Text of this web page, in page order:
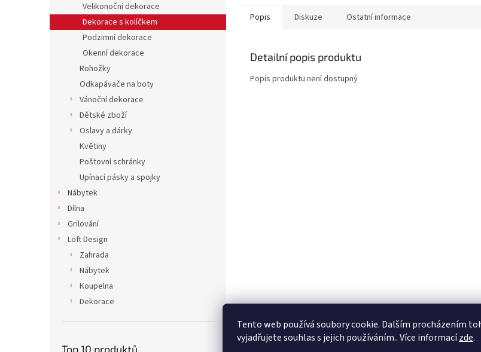
Tento web používá soubory cookie. Dalším procházením
vyjadřujete souhlas s jejich používáním.. Více informacízde.
Velikonoční dekorace
Dekorace s kolíčkem
Podzimní dekorace
Okenní dekorace
Rohožky
Odkapávače na boty
Vánoční dekorace
Dětské zboží
Oslavy a dárky
Květiny
Poštovní schránky
Upínací pásky a spojky
Nábytek
Dílna
Grilování
Loft Design
Zahrada
Nábytek
Koupelna
Dekorace
Top 10 produktů
Popis Diskuze Ostatní informace
Detailní popis produktu
Popis produktu není dostupný